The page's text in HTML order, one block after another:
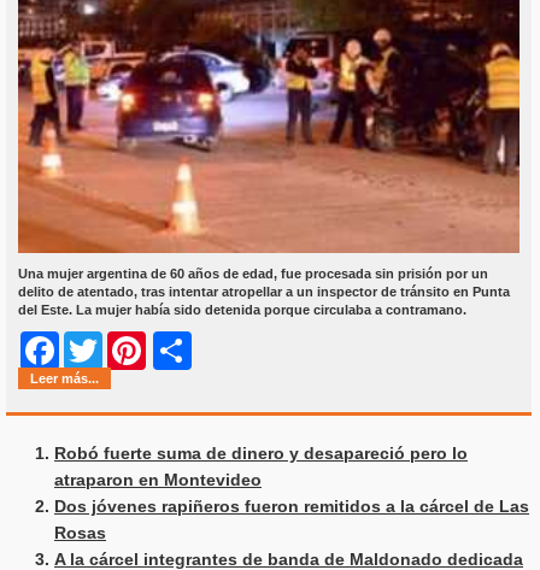
Una mujer argentina de 60 años de edad, fue procesada sin prisión por un
delito de atentado, tras intentar atropellar a un inspector de tránsito en Punta
del Este. La mujer había sido detenida porque circulaba a contramano.
Facebook
Twitter Pinterest
Leer más...
Robó fuerte suma de dinero y desapareció pero lo
atraparon en Montevideo
Dos jóvenes rapiñeros fueron remitidos a la cárcel de Las
Rosas
A la cárcel integrantes de banda de Maldonado dedicada